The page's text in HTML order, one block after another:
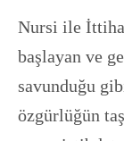
Nursi ile
başlayan ve
savunduğu
özgürlüğün